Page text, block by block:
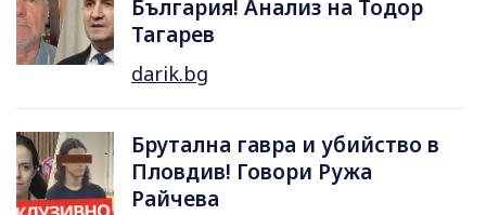
България! Анализ на Тодор
Тагарев
darik.bg
Брутална гавра и убийство в
Пловдив! Говори Ружа
Райчева